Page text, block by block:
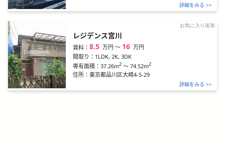
詳細をみる >>
お気に入り追加
レジデンス宮川
賃料：8.5 万円〜 16 万円
間取り： 1LDK, 2K, 3DK
専有面積：37.26m2 ～ 74.52m2
住所：東京都品川区大崎4-5-29
詳細をみる >>